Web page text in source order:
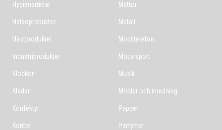
Hygienartiklar
Hälsoprodukter
Hästprodukter
Industriprodukter
Klockor
Kläder
Konfektyr
Kontor
Mattor
Metall
Mobiltelefon
Motorsport
Musik
Möbler och inredning
Papper
Parfymer